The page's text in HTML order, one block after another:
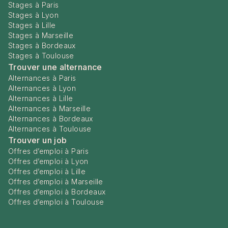
Stages à Paris
Stages à Lyon
Stages à Lille
Stages à Marseille
Stages à Bordeaux
Stages à Toulouse
Trouver une alternance
Alternances à Paris
Alternances à Lyon
Alternances à Lille
Alternances à Marseille
Alternances à Bordeaux
Alternances à Toulouse
Trouver un job
Offres d’emploi à Paris
Offres d’emploi à Lyon
Offres d’emploi à Lille
Offres d’emploi à Marseille
Offres d’emploi à Bordeaux
Offres d’emploi à Toulouse